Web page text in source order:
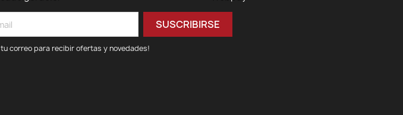
correo para recibir ofertas y novedades!